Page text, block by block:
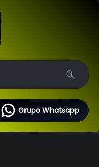
Search
Grupo Whatsapp